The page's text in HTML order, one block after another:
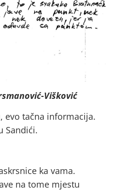
Višković
evo tačna informacija.
Sandići.
ka vama.
na tome mjestu